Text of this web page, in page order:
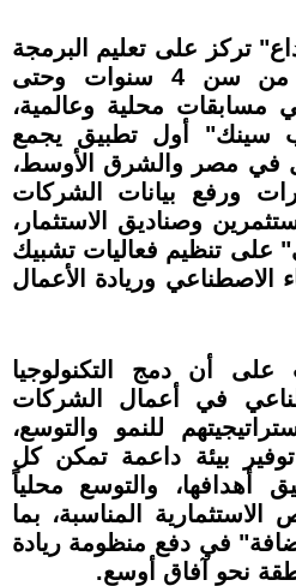
تركز على تعليم البرمجة
والروبوتكس للأطفال من سن 4 سنوات وحتى
مسابقات محلية وعالمية،
سينك" أول تطبيق يجمع
في مصر والشرق الأوسط،
ورفع بيانات الشركات
وصناديق الاستثمار،
على تنظيم فعاليات تشبيك
الاصطناعي وريادة الأعمال
أن دمج التكنولوجيا
في أعمال الشركات
للنمو والتوسع،
بيئة داعمة تمكن كل
والتوسع محلياً
الاستثمارية المناسبة، بما
في دفع منظومة ريادة
نحو آفاق أوسع.